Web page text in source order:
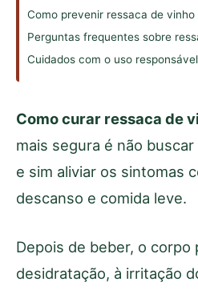
Como prevenir ressaca de
Perguntas frequentes sobre
Cuidados com o uso
Como curar ressaca de
mais segura é não buscar
e sim aliviar os sintomas
descanso e comida leve.
Depois de beber, o corpo
desidratação, à irritação